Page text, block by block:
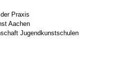
Praxis
Aachen
Jugendkunstschulen